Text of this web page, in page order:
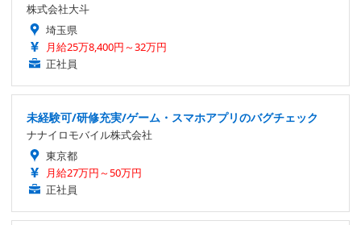
株式会社大斗
埼玉県
月給25万8,400円～32万円
正社員
未経験可/研修充実/ゲーム・スマホアプリのバグチェック
ナナイロモバイル株式会社
東京都
月給27万円～50万円
正社員